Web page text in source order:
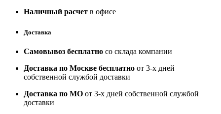
Наличный расчет в офисе
Доставка
Самовывоз бесплатно со склада компании
Доставка по Москве бесплатно от 3-х дней
собственной службой доставки
Доставка по МО от 3-х дней собственной службой
доставки